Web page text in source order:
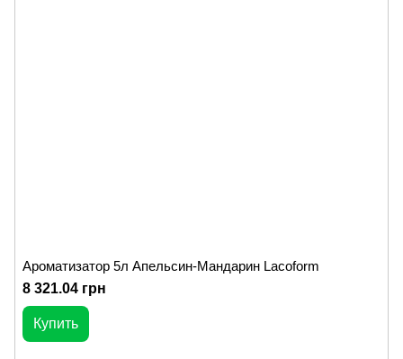
Ароматизатор 5л Апельсин-Мандарин Lacoform
8 321.04 грн
Купить